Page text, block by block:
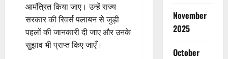
आमंत्रित किया जाए। उन्हें राज्य
सरकार की रिवर्स पलायन से जुड़ी
पहलों की जानकारी दी जाए और उनके
सुझाव भी प्राप्त किए जाएँ।
November
2025
October